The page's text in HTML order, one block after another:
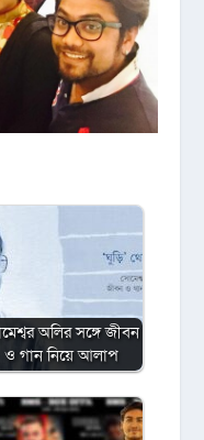
অলির সঙ্গে জীবন
ও গান নিয়ে আলাপ